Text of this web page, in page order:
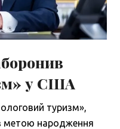
у США
туризм»,
метою народження